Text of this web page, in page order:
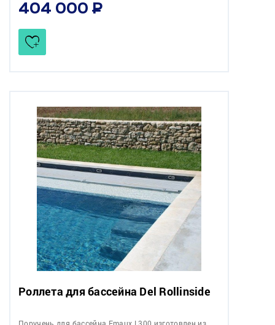
404 000
Роллета для бассейна Del Rollinside
Поручень для бассейна Emaux L300 изготовлен из